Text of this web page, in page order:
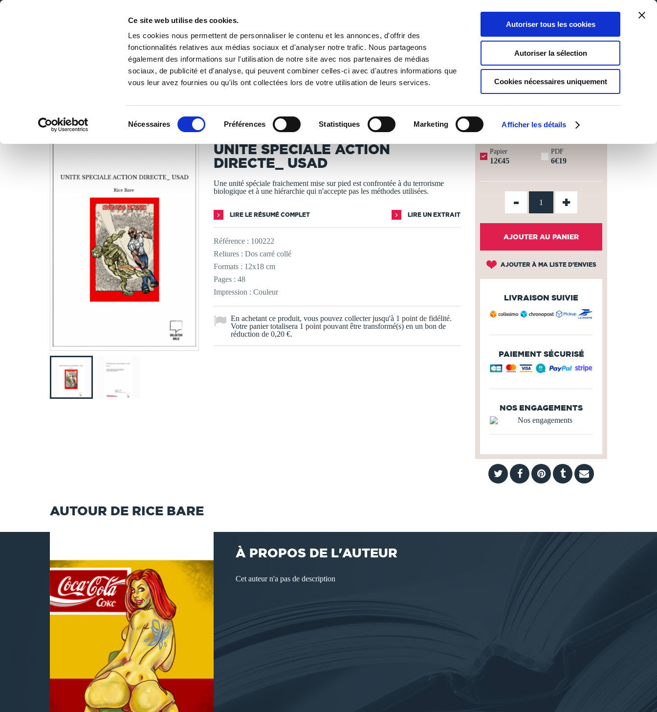
Ce site web utilise des cookies.
Les cookies nous permettent de personnaliser le contenu et les annonces, d'offrir des
fonctionnalités relatives aux médias sociaux et d'analyser notre trafic. Nous partageons
également des informations sur l'utilisation de notre site avec nos partenaires de médias
sociaux, de publicité et d'analyse, qui peuvent combiner celles-ci avec d'autres informations que
vous leur avez fournies ou qu'ils ont collectées lors de votre utilisation de leurs services.
Nécessaires Préférences Statistiques Marketing Afficher les détails
Autoriser tous les cookies
Autoriser la sélection
Cookies nécessaires uniquement
DE LA PAGE BLANCHE... AU BEST SELLER
0
Panier
0
Ma liste
Connexion
PUBLIER UN LIVRE LIBRAIRIE
/ BD / Aventure / UNITE SPECIALE ACTION DIRECTE_ USAD
LES LIVRES SONT IMPRIMÉS À LA DEMANDE - DÉLAI ACTUEL : 3 À 5 JOURS OUVRÉS ⏱️
UNITE SPECIALE ACTION
DIRECTE_ USAD
Une unité spéciale fraichement mise sur pied est confrontée à du terrorisme
biologique et à une hiérarchie qui n'accepte pas les méthodes utilisées.
LIRE LE RÉSUMÉ COMPLET LIRE UN EXTRAIT
Référence : 100222
Reliures : Dos carré collé
Formats : 12x18 cm
Pages : 48
Impression : Couleur
En achetant ce produit, vous pouvez collecter jusqu'à 1 point de fidélité.
Votre panier totalisera 1 point pouvant être transformé(s) en un bon de
réduction de 0,20 €.
Papier
12€45
PDF
6€19
- +
AJOUTER AU PANIER
AJOUTER À MA LISTE D'ENVIES
LIVRAISON SUIVIE
PAIEMENT SÉCURISÉ
NOS ENGAGEMENTS
AUTOUR DE RICE BARE
À PROPOS DE L'AUTEUR
Cet auteur n'a pas de description